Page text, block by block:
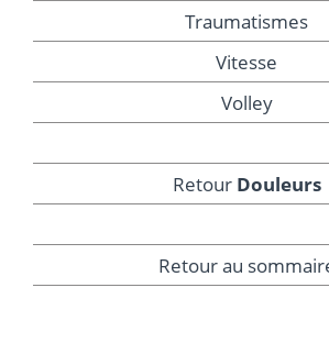
Traumatismes
Vitesse
Volley
Retour Douleurs
Retour au